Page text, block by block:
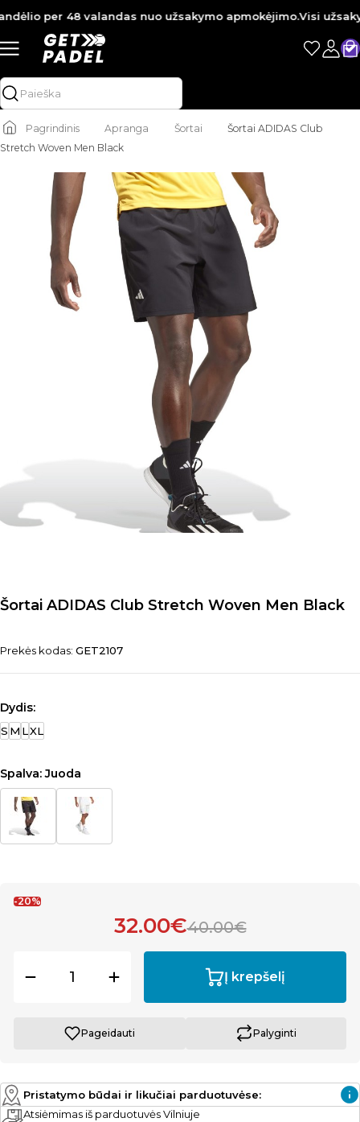
per 48 valandas nuo užsakymo apmokėjimo.Visi
Pagrindinis Apranga Šortai
Šortai ADIDAS Club
Stretch Woven Men Black
Šortai ADIDAS Club Stretch Woven Men Black
Prekės kodas: GET2107
Dydis:
S M LXL
Spalva:Juoda
-20%
32.00€40.00€
Į krepšelį
Pageidauti Palyginti
Pristatymo būdai ir likučiai parduotuvėse:
Atsiėmimas iš parduotuvės Vilniuje